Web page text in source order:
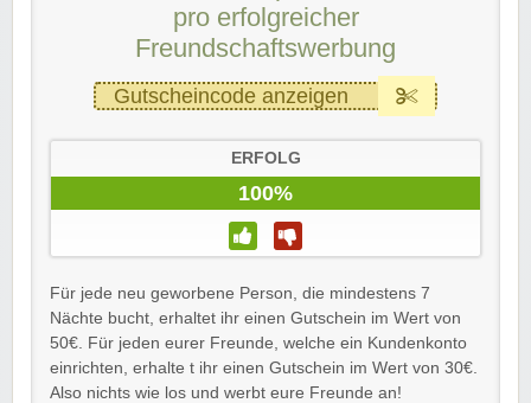
pro erfolgreicher
Freundschaftswerbung
Gutscheincode anzeigen
ERFOLG
100%
Für jede neu geworbene Person, die mindestens 7
Nächte bucht, erhaltet ihr einen Gutschein im Wert von
50€. Für jeden eurer Freunde, welche ein Kundenkonto
einrichten, erhalte t ihr einen Gutschein im Wert von 30€.
Also nichts wie los und werbt eure Freunde an!